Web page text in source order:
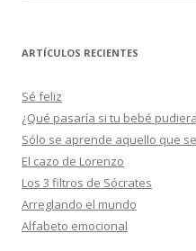
ARTÍCULOS RECIENTES
Sé feliz
¿Qué pasaría si tu bebé
Sólo se aprende aquello que
El cazo de Lorenzo
Los 3 filtros de Sócrates
Arreglando el mundo
Alfabeto emocional